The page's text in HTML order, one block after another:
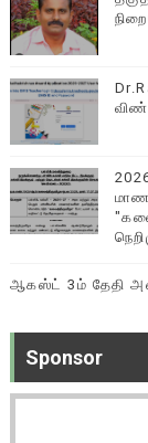
ஆகஸ்ட் 3ம் தேதி
Sponsor